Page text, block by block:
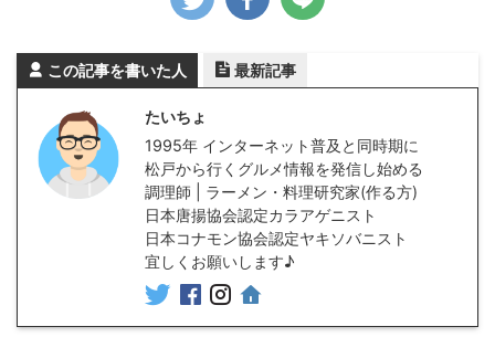
この記事を書いた人 最新記事
たいちょ
1995年 インターネット普及と同時期に
松戸から行くグルメ情報を発信し始める
調理師 | ラーメン・料理研究家(作る方)
日本唐揚協会認定カラアゲニスト
日本コナモン協会認定ヤキソバニスト
宜しくお願いします♪